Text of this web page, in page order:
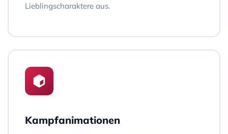
Lieblingscharaktere aus.
Kampfanimationen